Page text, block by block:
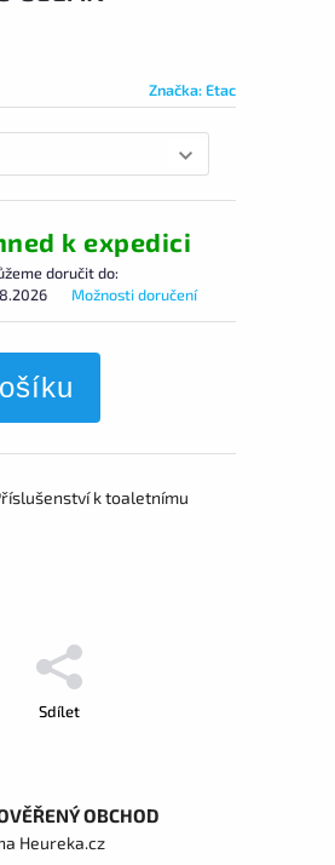
Značka:Etac
k expedici
doručit do:
Možnosti doručení
k toaletnímu
Sdílet
OBCHOD
Heureka.cz